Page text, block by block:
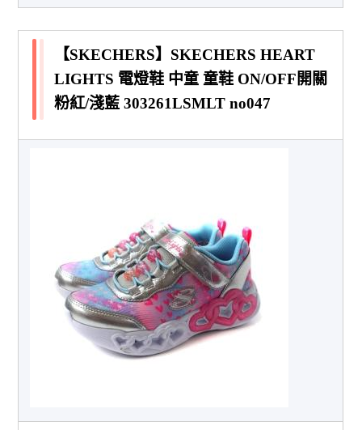
【SKECHERS】SKECHERS HEART
LIGHTS 電燈鞋 中童 童鞋 ON/OFF開關
粉紅/淺藍 303261LSMLT no047